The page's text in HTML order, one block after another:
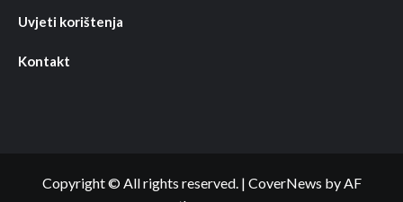
Uvjeti korištenja
Kontakt
Copyright © All rights reserved. | CoverNews by AF